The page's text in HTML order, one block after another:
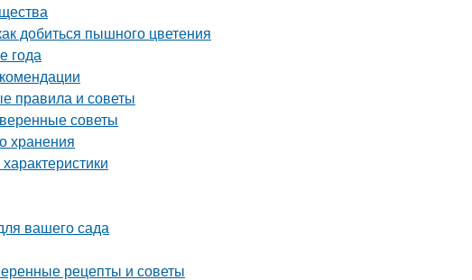
добиться пышного цветения
года
правила и советы
советы
хранения
вашего сада
рецепты и советы